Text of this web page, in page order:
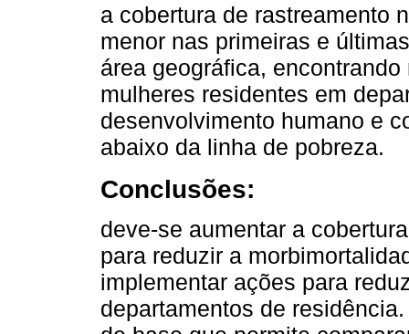
a cobertura de rastreamento
menor nas primeiras e
área geográfica,
mulheres residentes em
desenvolvimento humano e
abaixo da linha de pobreza.
Conclusões:
deve-se aumentar a
para reduzir a
implementar ações para
departamentos de